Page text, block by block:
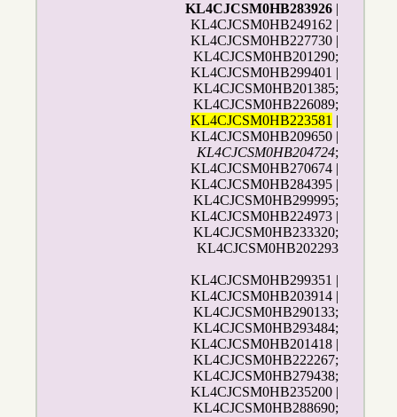
KL4CJCSM0HB283926 |
KL4CJCSM0HB249162 |
KL4CJCSM0HB227730 |
KL4CJCSM0HB201290;
KL4CJCSM0HB299401 |
KL4CJCSM0HB201385;
KL4CJCSM0HB226089;
KL4CJCSM0HB223581 |
KL4CJCSM0HB209650 |
KL4CJCSM0HB204724;
KL4CJCSM0HB270674 |
KL4CJCSM0HB284395 |
KL4CJCSM0HB299995;
KL4CJCSM0HB224973 |
KL4CJCSM0HB233320;
KL4CJCSM0HB202293
KL4CJCSM0HB299351 |
KL4CJCSM0HB203914 |
KL4CJCSM0HB290133;
KL4CJCSM0HB293484;
KL4CJCSM0HB201418 |
KL4CJCSM0HB222267;
KL4CJCSM0HB279438;
KL4CJCSM0HB235200 |
KL4CJCSM0HB288690;